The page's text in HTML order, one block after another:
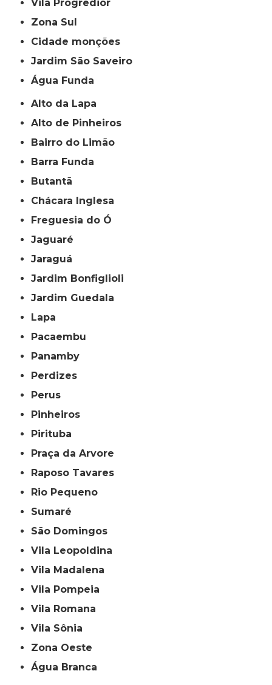
Vila Progredior
Zona Sul
cidade monções
jardim São Saveiro
Água Funda
Alto da Lapa
Alto de Pinheiros
Bairro do Limão
Barra Funda
Butantã
Chácara Inglesa
Freguesia do Ó
Jaguaré
Jaraguá
Jardim Bonfiglioli
Jardim Guedala
Lapa
Pacaembu
Panamby
Perdizes
Perus
Pinheiros
Pirituba
Praça da Arvore
Raposo Tavares
Rio Pequeno
Sumaré
São Domingos
Vila Leopoldina
Vila Madalena
Vila Pompeia
Vila Romana
Vila Sônia
Zona Oeste
Água Branca